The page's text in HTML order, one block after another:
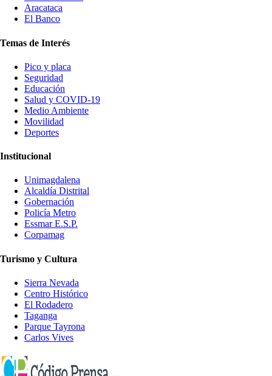
Aracataca
El Banco
Temas de Interés
Pico y placa
Seguridad
Educación
Salud y COVID-19
Medio Ambiente
Movilidad
Deportes
Institucional
Unimagdalena
Alcaldía Distrital
Gobernación
Policía Metro
Essmar E.S.P.
Corpamag
Turismo y Cultura
Sierra Nevada
Centro Histórico
El Rodadero
Taganga
Parque Tayrona
Carlos Vives